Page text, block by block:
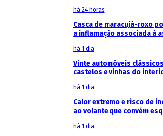
há 24 horas
Casca de maracujá-roxo
a inflamação associada à
há 1 dia
Vinte automóveis
castelos e vinhas do
há 1 dia
Calor extremo e risco de
ao volante que convém
há 1 dia